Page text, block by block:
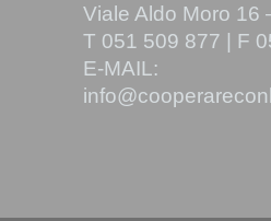
Viale Aldo Moro 16
T 051 509 877 | F
E-MAIL: